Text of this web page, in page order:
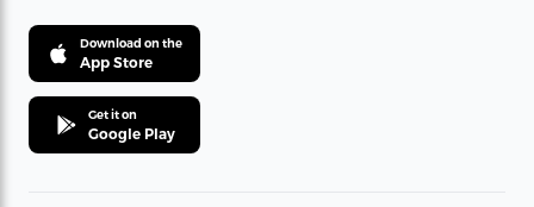
Download on the
App Store
Get it on
Google Play